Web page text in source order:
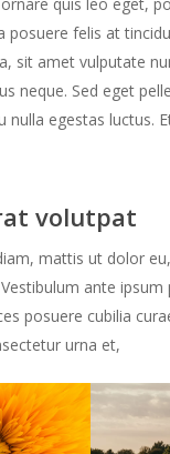
posuere felis at
sit amet vulputate
neque. Sed eget
nulla egestas luctus.
volutpat
mattis ut dolor
ante
posuere cubilia
urna et,